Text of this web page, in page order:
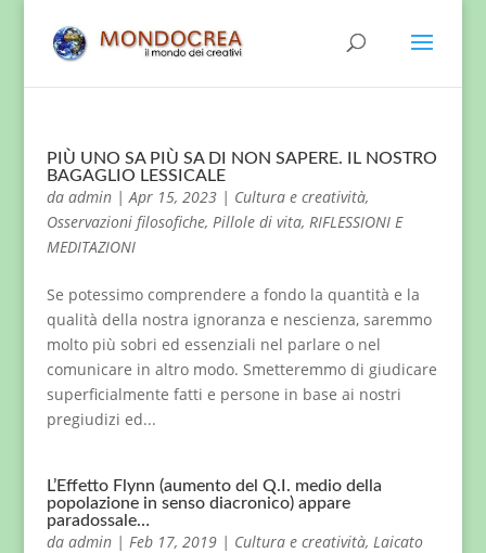
PIÙ UNO SA PIÙ SA DI NON SAPERE. IL NOSTRO
BAGAGLIO LESSICALE
da admin|Apr 15, 2023| Cultura e creatività,
Osservazioni filosofiche, Pillole di vita, RIFLESSIONI E
MEDITAZIONI
Se potessimo comprendere a fondo la quantità e la
qualità della nostra ignoranza e nescienza, saremmo
molto più sobri ed essenziali nel parlare o nel
comunicare in altro modo. Smetteremmo di giudicare
superficialmente fatti e persone in base ai nostri
pregiudizi ed...
L’Effetto Flynn (aumento del Q.I. medio della
popolazione in senso diacronico) appare
paradossale…
da admin| Feb 17, 2019| Cultura e creatività, Laicato